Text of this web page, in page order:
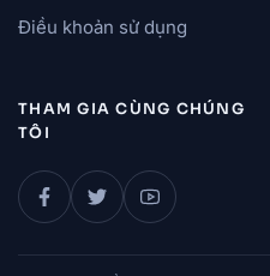
Điều khoản sử dụng
THAM GIA CÙNG CHÚNG
TÔI